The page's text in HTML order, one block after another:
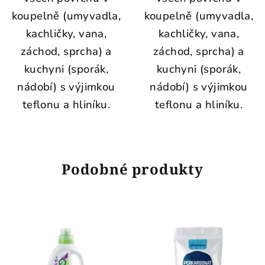
koupelně (umyvadla,
kachličky, vana,
záchod, sprcha) a
kuchyni (sporák,
nádobí) s výjimkou
teflonu a hliníku.
koupelně (umyvadla,
kachličky, vana,
záchod, sprcha) a
kuchyni (sporák,
nádobí) s výjimkou
teflonu a hliníku.
Podobné produkty